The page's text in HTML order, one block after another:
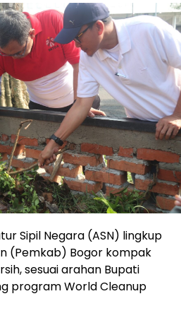
Sipil Negara (ASN) lingkup
(Pemkab) Bogor kompak
sesuai arahan Bupati
program World Cleanup